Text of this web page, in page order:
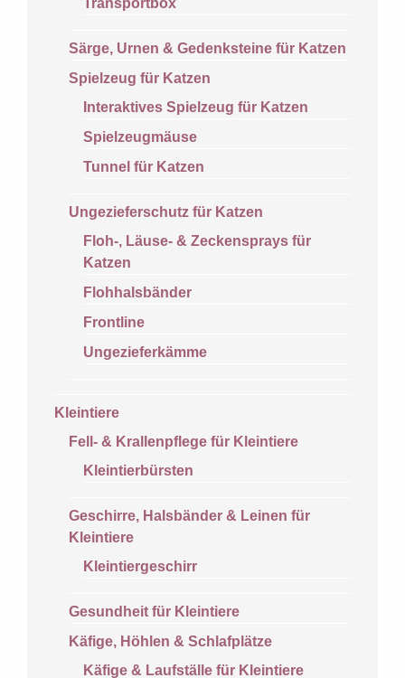
Transportbox
Särge, Urnen & Gedenksteine für Katzen
Spielzeug für Katzen
Interaktives Spielzeug für Katzen
Spielzeugmäuse
Tunnel für Katzen
Ungezieferschutz für Katzen
Floh-, Läuse- & Zeckensprays für
Katzen
Flohhalsbänder
Frontline
Ungezieferkämme
Kleintiere
Fell- & Krallenpflege für Kleintiere
Kleintierbürsten
Geschirre, Halsbänder & Leinen für
Kleintiere
Kleintiergeschirr
Gesundheit für Kleintiere
Käfige, Höhlen & Schlafplätze
Käfige & Laufställe für Kleintiere